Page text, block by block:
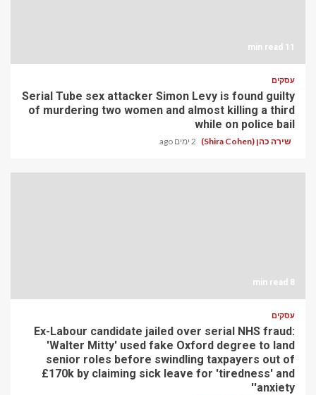
11 min read
עסקים
Serial Tube sex attacker Simon Levy is found guilty
of murdering two women and almost killing a third
while on police bail
שירה כהן (Shira Cohen) 2 ימים ago
8 min read
עסקים
Ex-Labour candidate jailed over serial NHS fraud:
'Walter Mitty' used fake Oxford degree to land
senior roles before swindling taxpayers out of
£170k by claiming sick leave for 'tiredness' and
'anxiety'